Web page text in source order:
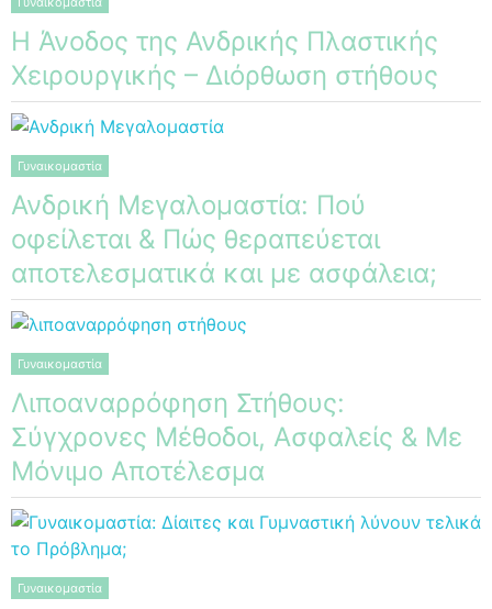
Η Άνοδος της Ανδρικής Πλαστικής
Χειρουργικής – Διόρθωση στήθους
Γυναικομαστία
Ανδρική Μεγαλομαστία: Πού
οφείλεται & Πώς θεραπεύεται
αποτελεσματικά και με ασφάλεια;
Γυναικομαστία
Λιποαναρρόφηση Στήθους:
Σύγχρονες Μέθοδοι, Ασφαλείς & Με
Μόνιμο Αποτέλεσμα
Γυναικομαστία